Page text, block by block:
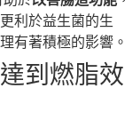
利於益生菌的生
有著積極的影響。
到燃脂效